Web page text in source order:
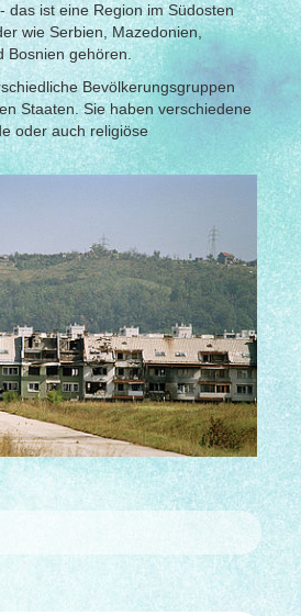
das ist eine Region im Südosten
wie Serbien, Mazedonien,
Bosnien gehören.
Bevölkerungsgruppen
Staaten. Sie haben verschiedene
oder auch religiöse